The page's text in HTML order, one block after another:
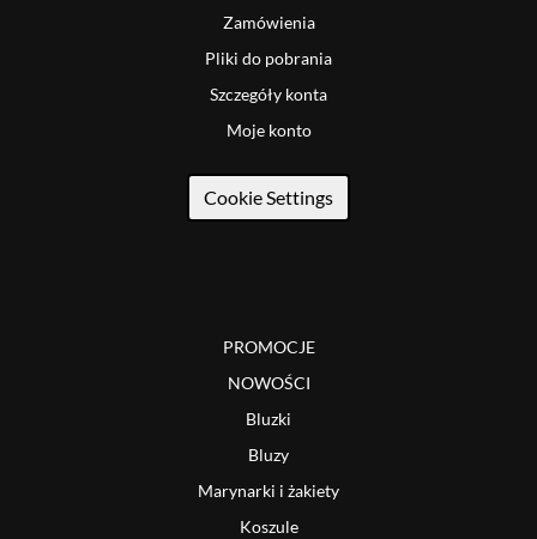
Zamówienia
Pliki do pobrania
Szczegóły konta
Moje konto
Cookie Settings
PROMOCJE
NOWOŚCI
Bluzki
Bluzy
Marynarki i żakiety
Koszule